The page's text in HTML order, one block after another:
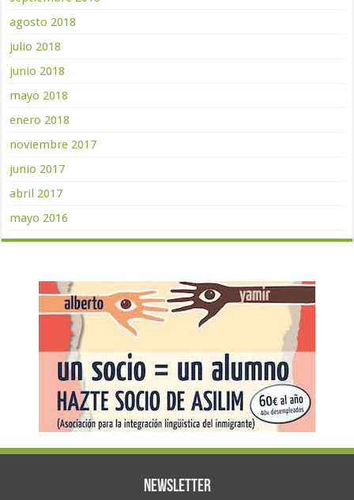
agosto 2018
julio 2018
junio 2018
mayo 2018
enero 2018
noviembre 2017
junio 2017
abril 2017
mayo 2016
Newsletter